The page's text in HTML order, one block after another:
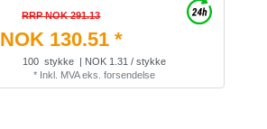
RRP NOK 291.13
NOK 130.51 *
100 stykke
| NOK 1.31 / stykke
* Inkl. MVAeks. forsendelse